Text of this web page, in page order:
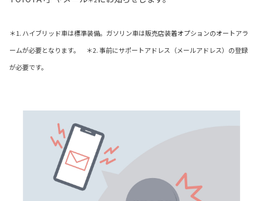
＊1. ハイブリッド車は標準装備。ガソリン車は販売店装着オプションのオートアラ
ームが必要となります。 ＊2. 事前にサポートアドレス（メールアドレス）の登録
が必要です。